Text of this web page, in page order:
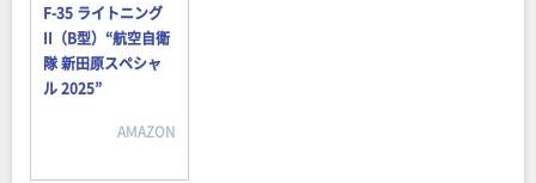
F-35 ライトニング
II（B型）“航空自衛
隊 新田原スペシャ
ル 2025”
AMAZON